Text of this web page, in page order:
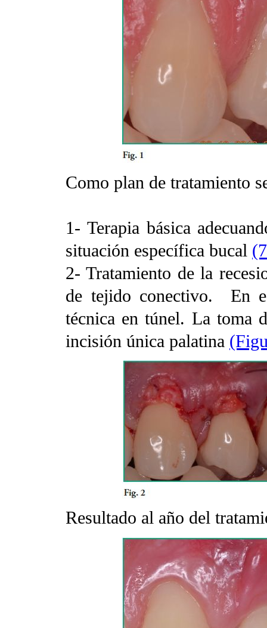
Como plan de tratamiento
1- Terapia básica
situación específica bucal
2- Tratamiento de la
de tejido conectivo.
En
técnica en túnel. La toma
incisión única palatina
Resultado al año del